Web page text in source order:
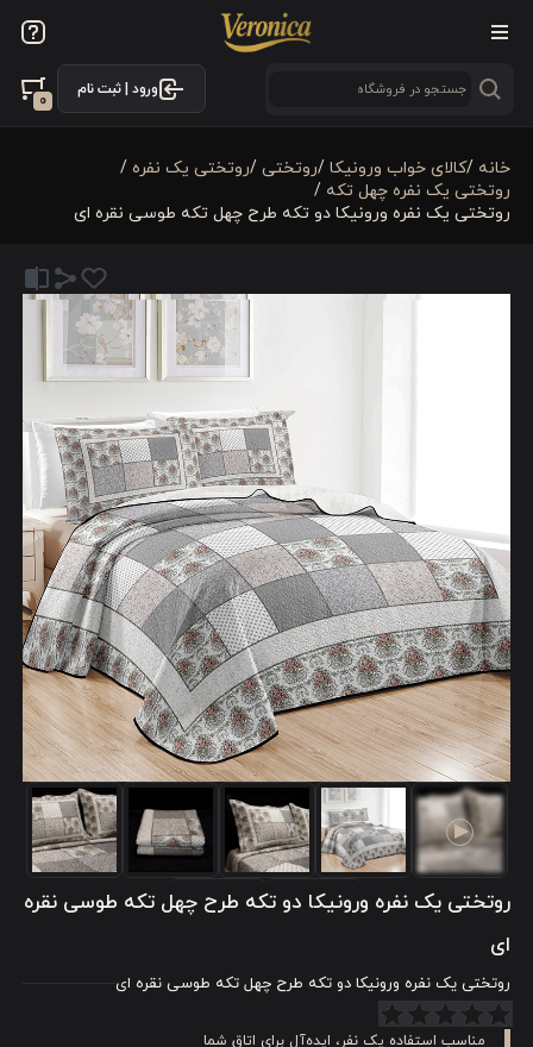
ورود | ثبت نام
0
خانه /کالای خواب ورونیکا /روتختی /روتختی یک نفره /
روتختی یک نفره چهل تکه /
روتختی یک نفره ورونیکا دو تکه طرح چهل تکه طوسی نقره ای
روتختی یک نفره ورونیکا دو تکه طرح چهل تکه طوسی نقره
ای
روتختی یک نفره ورونیکا دو تکه طرح چهل تکه طوسی نقره ای
مناسب استفاده یک نفر، ایده‌آل برای اتاق شما